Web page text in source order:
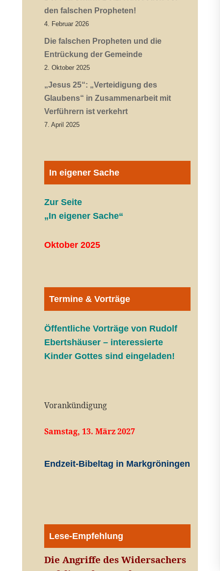
den falschen Propheten!
4. Februar 2026
Die falschen Propheten und die
Entrückung der Gemeinde
2. Oktober 2025
„Jesus 25“: „Verteidigung des
Glaubens“ in Zusammenarbeit mit
Verführern ist verkehrt
7. April 2025
In eigener Sache
Zur Seite
„In eigener Sache“
Oktober 2025
Termine & Vorträge
Öffentliche Vorträge von Rudolf
Ebertshäuser – interessierte
Kinder Gottes sind eingeladen!
Vorankündigung
Samstag, 13. März 2027
Endzeit-Bibeltag in Markgröningen
Lese-Empfehlung
Die Angriffe des Widersachers